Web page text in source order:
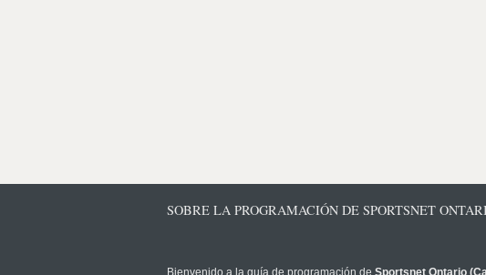
SOBRE LA PROGRAMACIÓN DE SPORTSNET
Bienvenido a la guía de programación de Sportsnet Ontario